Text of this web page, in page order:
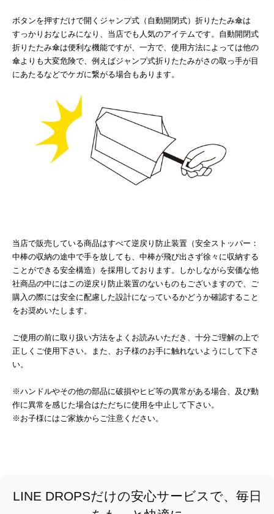
ボタンを押すだけで開くジャンプ式（自動開閉式）折りたたみ傘は
すっかりおなじみになり、当店でも人気のアイテムです。自動開閉式
折りたたみ傘は便利な機能ですが、一方で、使用方法によっては他の
傘よりも大変危険で、例えばジャンプ式折りたたみがさの取っ手が目
にあたるなどでケガに繋がる場合もあります。
当店で販売している商品はすべて逆戻り防止装置（安全ストッパー：
中棒の収納の途中で手を放しても、中棒が飛び出さず徐々に収納する
ことができる安全構造）を採用しております。しかしながら安価な他
社商品の中にはこの逆戻り防止装置のないものもございますので、ご
購入の際には安全に配慮した設計になっているかどうか確認すること
をお奨めいたします。
ご使用の前に取り扱い方法をよくお読みいただき、十分ご理解の上で
正しくご使用下さい。また、お子様のお手に触れないようにして下さ
い。
※ハンドルやその他の部品に破損やヒビ等の異常がある場合、及び動
作に異常を感じた場合はただちに使用を中止して下さい。
※お子様にはご家族からご注意ください。
LINE DROPSだけの安心サービスで、毎日